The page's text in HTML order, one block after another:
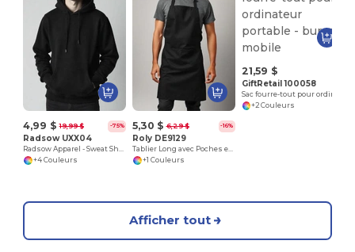
4,99 $ 19,99 $ -75%
Radsow UXX04
+4 Couleurs
5,30 $ 6,29 $ -16%
Roly DE9129
+1 Couleurs
21,59 $
GiftRetail 100058
+2 Couleurs
Afficher tout